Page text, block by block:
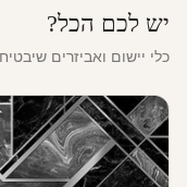
יש לכם הכל?
כלי יישום ואביזרים